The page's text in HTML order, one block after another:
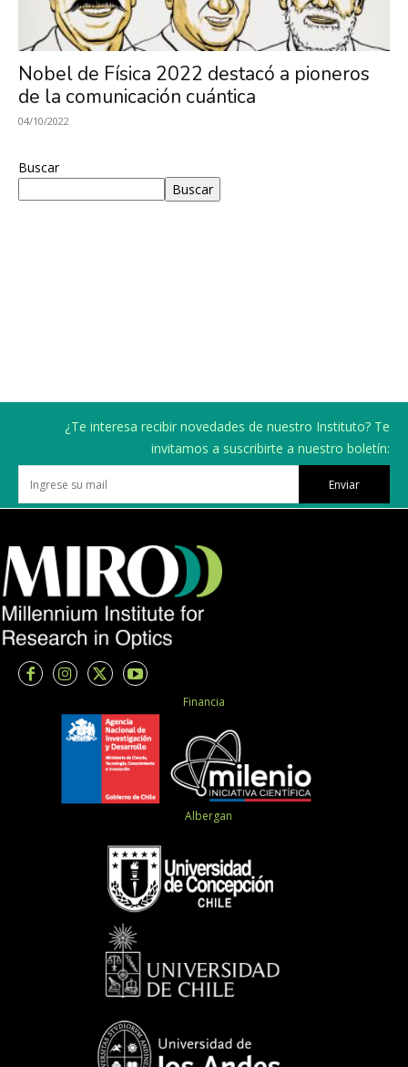
Nobel de Física 2022 destacó a pioneros
de la comunicación cuántica
04/10/2022
Buscar
Buscar
¿Te interesa recibir novedades de nuestro Instituto? Te
invitamos a suscribirte a nuestro boletín:
Enviar
Financia
Albergan